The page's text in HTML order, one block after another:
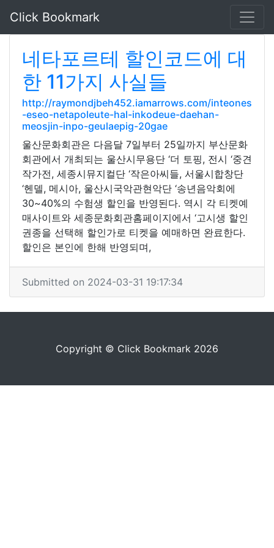
Click Bookmark
네타포르테 할인코드에 대
한 11가지 사실들
http://raymondjbeh452.iamarrows.com/inteones
-eseo-netapoleute-hal-inkodeue-daehan-
meosjin-inpo-geulaepig-20gae
울산문화회관은 다음달 7일부터 25일까지 부산문화
회관에서 개최되는 울산시무용단 ‘더 토핑, 전시 ‘중견
작가전, 세종시뮤지컬단 ‘작은아씨들, 서울시합창단
‘헨델, 메시아, 울산시국악관현악단 ‘송년음악회에
30~40%의 수험생 할인을 반영된다. 역시 각 티켓예
매사이트와 세종문화회관홈페이지에서 ‘고시생 할인
권종을 선택해 할인가로 티켓을 예매하면 완료한다.
할인은 본인에 한해 반영되며,
Submitted on 2024-03-31 19:17:34
Copyright © Click Bookmark 2026